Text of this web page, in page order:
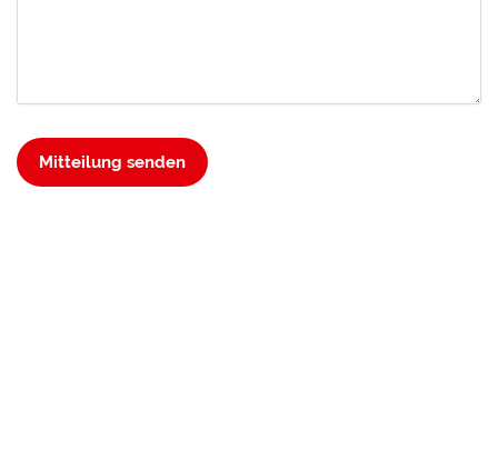
Mitteilung senden